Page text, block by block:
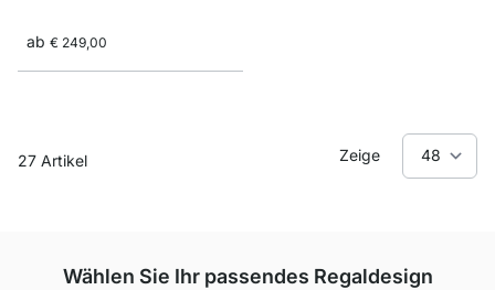
ab € 249,00
27 Artikel Zeige
Wählen Sie Ihr passendes Regaldesign